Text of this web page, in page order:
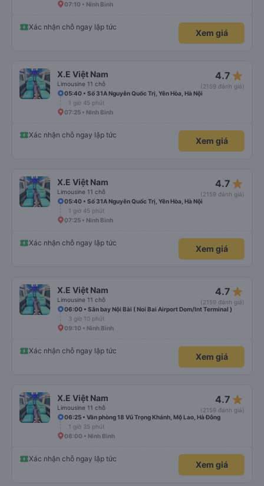
07:10 • Ninh Bình
Xác nhận chỗ ngay lập tức
Xem giá
X.E Việt Nam
Limousine 11 chỗ
4.7 star_rate
(2159 đánh giá)
05:40 • Số 31A Nguyễn Quốc Trị, Yên Hòa, Hà Nội
1 giờ 45 phút
07:25 • Ninh Bình
Xác nhận chỗ ngay lập tức
Xem giá
X.E Việt Nam
Limousine 11 chỗ
4.7 star_rate
(2159 đánh giá)
05:40 • Số 31A Nguyễn Quốc Trị, Yên Hòa, Hà Nội
1 giờ 45 phút
07:25 • Ninh Bình
Xác nhận chỗ ngay lập tức
Xem giá
X.E Việt Nam
Limousine 11 chỗ
4.7 star_rate
(2159 đánh giá)
06:00 • Sân bay Nội Bài ( Noi Bai Airport Dom/Int Terminal )
3 giờ 10 phút
09:10 • Ninh Bình
Xác nhận chỗ ngay lập tức
Xem giá
X.E Việt Nam
Limousine 11 chỗ
4.7 star_rate
(2159 đánh giá)
06:25 • Văn phòng 18 Vũ Trọng Khánh, Mộ Lao, Hà Đông
1 giờ 35 phút
08:00 • Ninh Bình
Xác nhận chỗ ngay lập tức
Xem giá